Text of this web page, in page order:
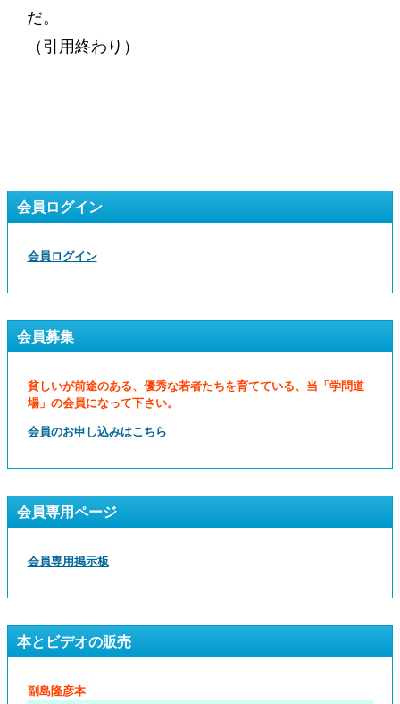
だ。
（引用終わり）
会員ログイン
会員ログイン
会員募集
貧しいが前途のある、優秀な若者たちを育てている、当「学問道
場」の会員になって下さい。
会員のお申し込みはこちら
会員専用ページ
会員専用掲示板
本とビデオの販売
副島隆彦本